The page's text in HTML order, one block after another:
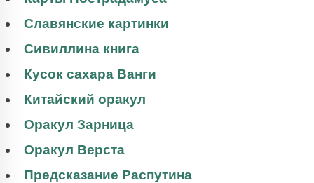
Славянские картинки
Сивиллина книга
Кусок сахара Ванги
Китайский оракул
Оракул Зарница
Оракул Верста
Предсказание Распутина